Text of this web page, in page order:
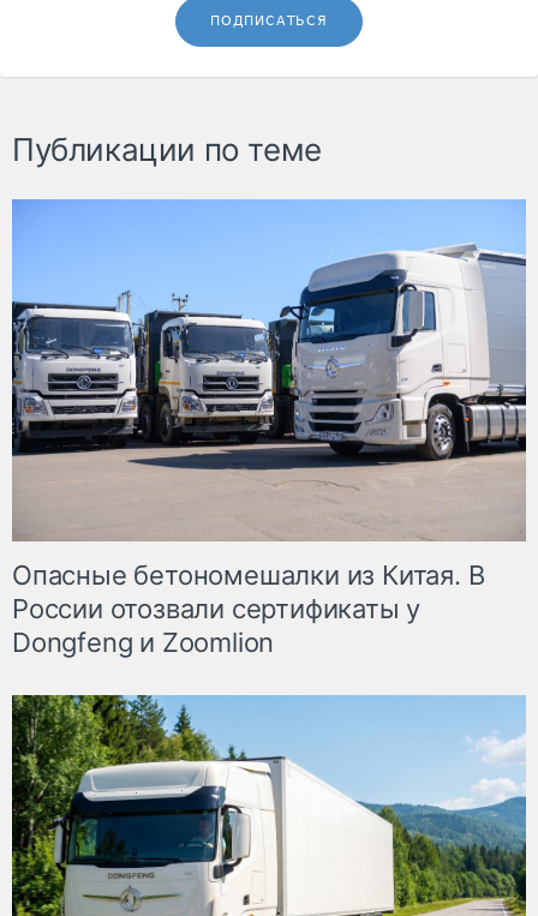
ПОДПИСАТЬСЯ
Публикации по теме
Опасные бетономешалки из Китая. В
России отозвали сертификаты у
Dongfeng и Zoomlion